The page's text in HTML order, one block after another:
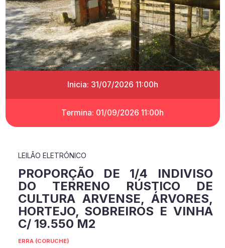
Inicia: 31/07/2026 11:00h
Termina: 01/09/2026 11:00h
LEILÃO ELETRÓNICO
PROPORÇÃO DE 1/4 INDIVISO
DO TERRENO RÚSTICO DE
CULTURA ARVENSE, ÁRVORES,
HORTEJO, SOBREIROS E VINHA
C/ 19.550 M2
ERRA (CORUCHE)